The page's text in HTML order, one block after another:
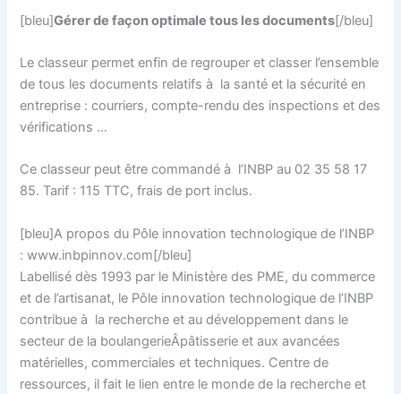
[bleu]Gérer de façon optimale tous les documents[/bleu]
Le classeur permet enfin de regrouper et classer l’ensemble
de tous les documents relatifs à la santé et la sécurité en
entreprise : courriers, compte-rendu des inspections et des
vérifications …
Ce classeur peut être commandé à l’INBP au 02 35 58 17
85. Tarif : 115 TTC, frais de port inclus.
[bleu]A propos du Pôle innovation technologique de l’INBP
: www.inbpinnov.com[/bleu]
Labellisé dès 1993 par le Ministère des PME, du commerce
et de l’artisanat, le Pôle innovation technologique de l’INBP
contribue à la recherche et au développement dans le
secteur de la boulangerieÂpâtisserie et aux avancées
matérielles, commerciales et techniques. Centre de
ressources, il fait le lien entre le monde de la recherche et